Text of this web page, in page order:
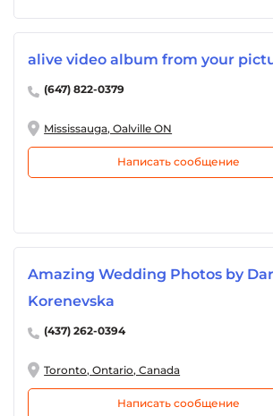
alive video album from your
(647) 822-0379
Mississauga, Oalville ON
Написать сообщение
Amazing Wedding Photos by
Korenevska
(437) 262-0394
Toronto, Ontario, Canada
Написать сообщение